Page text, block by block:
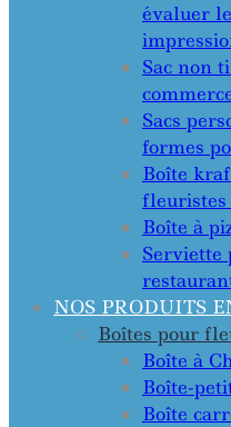
évaluer
Sac non
Sacs
formes
Boîte
fleuristes
Boîte à
Serviette
NOS PRODUITS
Boîtes pour
Boîte à
Boîte-
Boîte